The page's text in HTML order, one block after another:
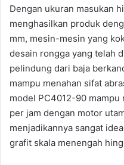
Dengan ukuran masukan
menghasilkan produk
mm, mesin-mesin yang
desain rongga yang telah
pelindung dari baja
mampu menahan sifat
model PC4012-90
per jam dengan motor
menjadikannya sangat
grafit skala menengah